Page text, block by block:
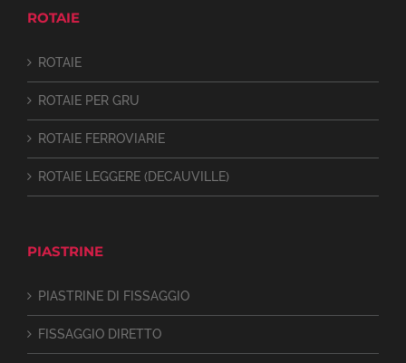
ROTAIE
ROTAIE
ROTAIE PER GRU
ROTAIE FERROVIARIE
ROTAIE LEGGERE (DECAUVILLE)
PIASTRINE
PIASTRINE DI FISSAGGIO
FISSAGGIO DIRETTO